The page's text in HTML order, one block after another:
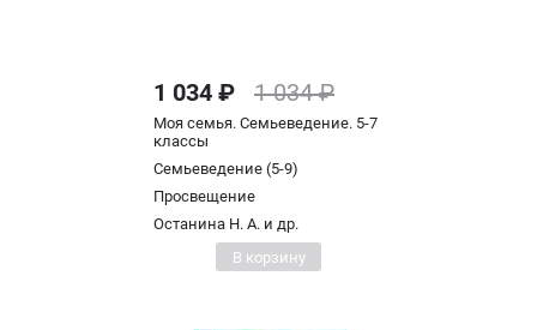
1 034 ₽ 1 034 ₽
Моя семья. Семьеведение. 5-7
классы
Семьеведение (5-9)
Просвещение
Останина Н. А. и др.
В корзину